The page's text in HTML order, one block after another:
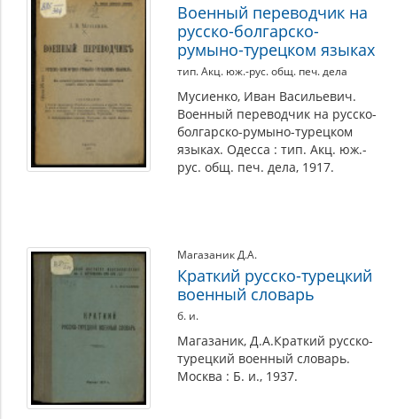
Военный переводчик на
русско-болгарско-
румыно-турецком языках
тип. Акц. юж.-рус. общ. печ. дела
Мусиенко, Иван Васильевич.
Военный переводчик на русско-
болгарско-румыно-турецком
языках. Одесса : тип. Акц. юж.-
рус. общ. печ. дела, 1917.
Магазаник Д.А.
Краткий русско-турецкий
военный словарь
б. и.
Магазаник, Д.А.Краткий русско-
турецкий военный словарь.
Москва : Б. и., 1937.